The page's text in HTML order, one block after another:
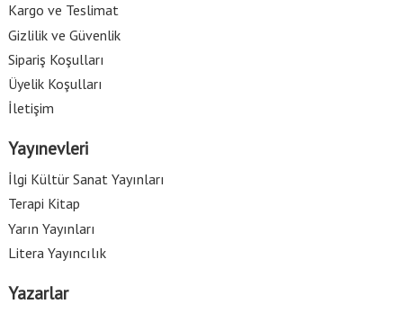
Kargo ve Teslimat
Gizlilik ve Güvenlik
Sipariş Koşulları
Üyelik Koşulları
İletişim
Yayınevleri
İlgi Kültür Sanat Yayınları
Terapi Kitap
Yarın Yayınları
Litera Yayıncılık
Yazarlar